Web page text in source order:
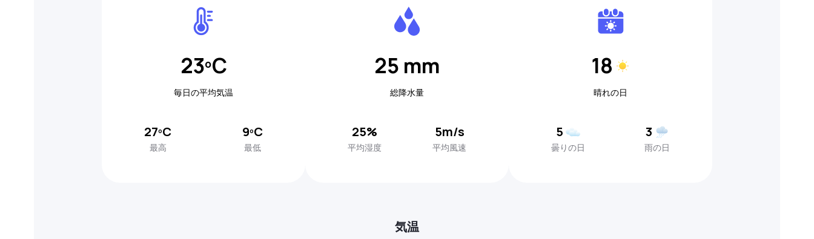
23ºC
毎日の平均気温
27ºC
最高
9ºC
最低
25 mm
総降水量
25%
平均湿度
5m/s
平均風速
18
晴れの日
5
曇りの日
3
雨の日
気温